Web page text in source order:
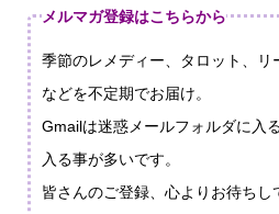
メルマガ登録はこちらから
季節のレメディー、タロット、リ
などを不定期でお届け。
Gmailは迷惑メールフォルダに入る
入る事が多いです。
皆さんのご登録、心よりお待ち